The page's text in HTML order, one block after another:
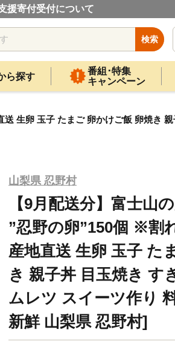
援寄付受付について
検索
ら探す
番組･特集
キャンペーン
生卵 玉子 たまご 卵かけご飯 卵焼き
山梨県 忍野村
【9月配送分】富士山
”忍野の卵”150個 ※
産地直送 生卵 玉子 た
き 親子丼 目玉焼き す
ムレツ スイーツ作り
新鮮 山梨県 忍野村]